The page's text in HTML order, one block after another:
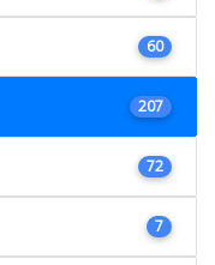
60
207
72
7